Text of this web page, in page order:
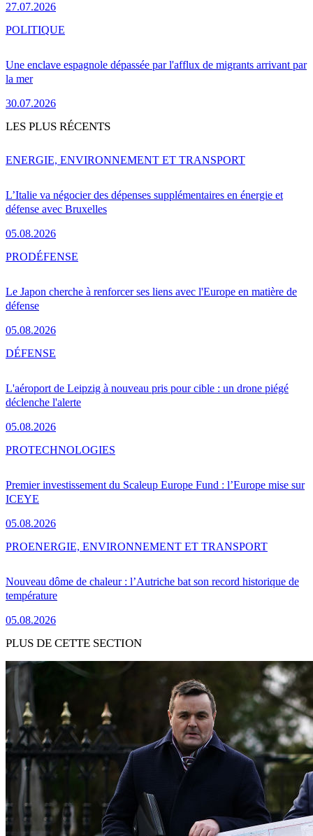
27.07.2026
Une enclave espagnole dépassée par l'afflux de migrants arrivant par
la mer
30.07.2026
POLITIQUE
LES PLUS RÉCENTS
L’Italie va négocier des dépenses supplémentaires en énergie et
défense avec Bruxelles
05.08.2026
ENERGIE, ENVIRONNEMENT ET TRANSPORT
Le Japon cherche à renforcer ses liens avec l'Europe en matière de
défense
05.08.2026
PRODÉFENSE
L'aéroport de Leipzig à nouveau pris pour cible : un drone piégé
déclenche l'alerte
05.08.2026
DÉFENSE
Premier investissement du Scaleup Europe Fund : l’Europe mise sur
ICEYE
05.08.2026
PROTECHNOLOGIES
Nouveau dôme de chaleur : l’Autriche bat son record historique de
température
05.08.2026
PROENERGIE, ENVIRONNEMENT ET TRANSPORT
PLUS DE CETTE SECTION